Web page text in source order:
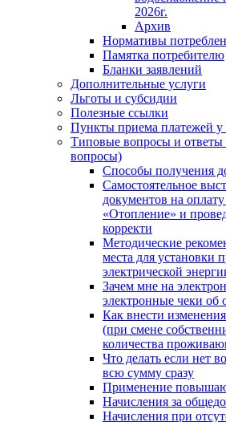
2026г.
Архив
Нормативы
Памятка потребителю
Бланки заявлений
Дополнительные услуги
Льготы и субсидии
Полезные ссылки
Пункты приема платежей у
Типовые вопросы и ответы
вопросы)
Способы получения
Самостоятельное
документов на
«Отопление» и
корректи
Методические
места для установки
электрической
Зачем мне на
электронные чеки об
Как внести
(при смене
количества
Что делать если нет
всю сумму сразу
Применение
Начисления за
Начисления при